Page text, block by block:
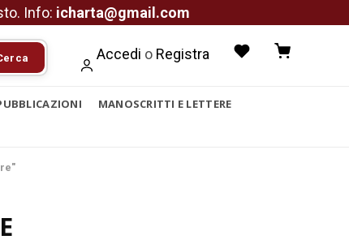
Info: icharta@gmail.com
Accedi o Registra
MANOSCRITTI E LETTERE